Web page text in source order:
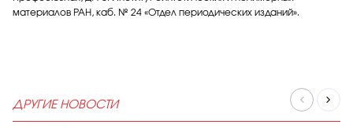
материалов РАН, каб. № 24 «Отдел периодических изданий».
ДРУГИЕ НОВОСТИ